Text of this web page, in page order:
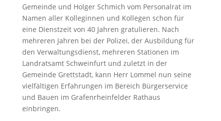
Gemeinde und Holger Schmich vom Personalrat im
Namen aller Kolleginnen und Kollegen schon für
eine Dienstzeit von 40 Jahren gratulieren. Nach
mehreren Jahren bei der Polizei, der Ausbildung für
den Verwaltungsdienst, mehreren Stationen im
Landratsamt Schweinfurt und zuletzt in der
Gemeinde Grettstadt, kann Herr Lommel nun seine
vielfältigen Erfahrungen im Bereich Bürgerservice
und Bauen im Grafenrheinfelder Rathaus
einbringen.